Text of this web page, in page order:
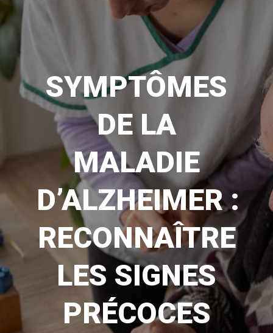
SYMPTÔMES
DE LA
MALADIE
D’ALZHEIMER :
RECONNAÎTRE
LES SIGNES
PRÉCOCES